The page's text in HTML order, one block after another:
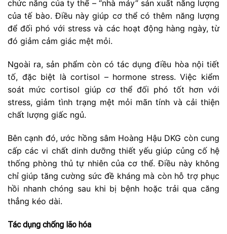
chức năng của ty thể – “nhà máy” sản xuất năng lượng
của tế bào. Điều này giúp cơ thể có thêm năng lượng
để đối phó với stress và các hoạt động hàng ngày, từ
đó giảm cảm giác mệt mỏi.
Ngoài ra, sản phẩm còn có tác dụng điều hòa nội tiết
tố, đặc biệt là cortisol – hormone stress. Việc kiểm
soát mức cortisol giúp cơ thể đối phó tốt hơn với
stress, giảm tình trạng mệt mỏi mãn tính và cải thiện
chất lượng giấc ngủ.
Bên cạnh đó, ước hồng sâm Hoàng Hậu DKG còn cung
cấp các vi chất dinh dưỡng thiết yếu giúp củng cố hệ
thống phòng thủ tự nhiên của cơ thể. Điều này không
chỉ giúp tăng cường sức đề kháng mà còn hỗ trợ phục
hồi nhanh chóng sau khi bị bệnh hoặc trải qua căng
thẳng kéo dài.
Tác dụng chống lão hóa